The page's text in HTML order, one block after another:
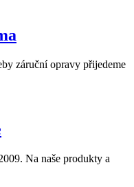
záruční opravy přijedeme
Na naše produkty a